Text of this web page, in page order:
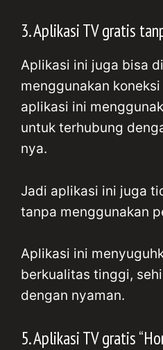
3. Aplikasi TV gratis
Aplikasi ini juga bisa
menggunakan
aplikasi ini
untuk terhubung
nya.
Jadi aplikasi ini juga
tanpa menggunakan
Aplikasi ini
berkualitas tinggi,
dengan nyaman.
5. Aplikasi TV gratis